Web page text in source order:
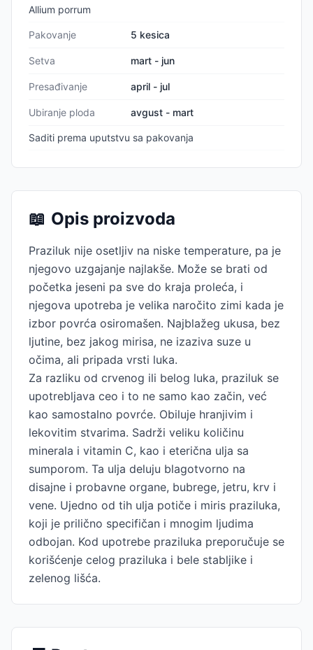
Allium porrum
Pakovanje 5 kesica
Setva mart - jun
Presađivanje april - jul
Ubiranje ploda avgust - mart
Saditi prema uputstvu sa pakovanja
📖 Opis proizvoda
Praziluk nije osetljiv na niske temperature, pa je
njegovo uzgajanje najlakše. Može se brati od
početka jeseni pa sve do kraja proleća, i
njegova upotreba je velika naročito zimi kada je
izbor povrća osiromašen. Najblažeg ukusa, bez
ljutine, bez jakog mirisa, ne izaziva suze u
očima, ali pripada vrsti luka.
Za razliku od crvenog ili belog luka, praziluk se
upotrebljava ceo i to ne samo kao začin, već
kao samostalno povrće. Obiluje hranjivim i
lekovitim stvarima. Sadrži veliku količinu
minerala i vitamin C, kao i eterična ulja sa
sumporom. Ta ulja deluju blagotvorno na
disajne i probavne organe, bubrege, jetru, krv i
vene. Ujedno od tih ulja potiče i miris praziluka,
koji je prilično specifičan i mnogim ljudima
odbojan. Kod upotrebe praziluka preporučuje se
korišćenje celog praziluka i bele stabljike i
zelenog lišća.